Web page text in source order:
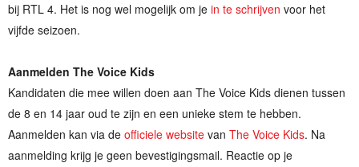
bij RTL 4. Het is nog wel mogelijk om je in te schrijven voor het
vijfde seizoen.
Aanmelden The Voice Kids
Kandidaten die mee willen doen aan The Voice Kids dienen tussen
de 8 en 14 jaar oud te zijn en een unieke stem te hebben.
Aanmelden kan via de officiele website van The Voice Kids. Na
aanmelding krijg je geen bevestigingsmail. Reactie op je